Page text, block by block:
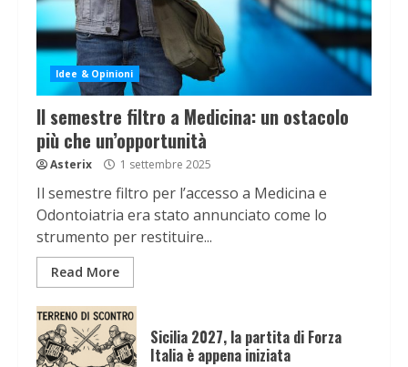
Idee & Opinioni
Il semestre filtro a Medicina: un ostacolo
più che un’opportunità
Asterix 1 settembre 2025
Il semestre filtro per l’accesso a Medicina e
Odontoiatria era stato annunciato come lo
strumento per restituire...
Read More
Sicilia 2027, la partita di Forza
Italia è appena iniziata